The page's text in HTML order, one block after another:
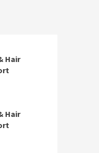
Hair
Hair